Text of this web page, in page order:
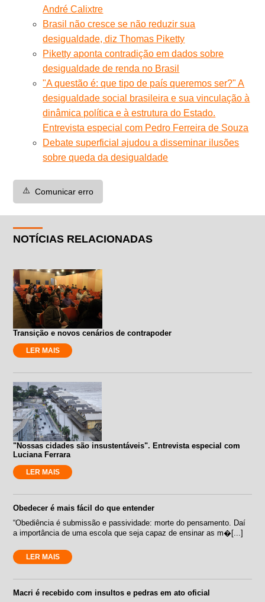
André Calixtre
Brasil não cresce se não reduzir sua
desigualdade, diz Thomas Piketty
Piketty aponta contradição em dados sobre
desigualdade de renda no Brasil
"A questão é: que tipo de país queremos ser?" A
desigualdade social brasileira e sua vinculação à
dinâmica política e à estrutura do Estado.
Entrevista especial com Pedro Ferreira de Souza
Debate superficial ajudou a disseminar ilusões
sobre queda da desigualdade
⚠️ Comunicar erro
NOTÍCIAS RELACIONADAS
Transição e novos cenários de contrapoder
LER MAIS
"Nossas cidades são insustentáveis". Entrevista especial com
Luciana Ferrara
LER MAIS
Obedecer é mais fácil do que entender
“Obediência é submissão e passividade: morte do pensamento. Daí
a importância de uma escola que seja capaz de ensinar as m�[...]
LER MAIS
Macri é recebido com insultos e pedras em ato oficial